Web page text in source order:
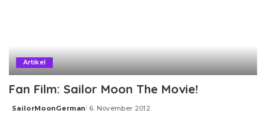
Artikel
Fan Film: Sailor Moon The Movie!
Posted
SailorMoonGerman 6. November 2012